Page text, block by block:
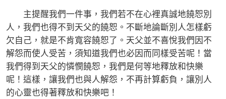
主提醒我們一件事，我們若不在心裡真誠地饒恕別
人，我們也得不到天父的饒恕。不斷地論斷別人怎樣虧
欠自己，就是不肯寬容饒恕了。天父並不喜悅我們因不
解怨而使人受苦，須知道我們也必因而同樣受苦呢！當
我們得到天父的憐憫饒恕，我們是何等地釋放和快樂
呢！這樣，讓我們也與人解怨，不再計算虧負，讓別人
的心靈也得著釋放和快樂吧！